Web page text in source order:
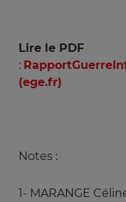
Lire le PDF
:
(ege.fr)
Notes :
1- MARANGE